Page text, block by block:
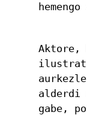
Aktore,
alderdi
gabe,